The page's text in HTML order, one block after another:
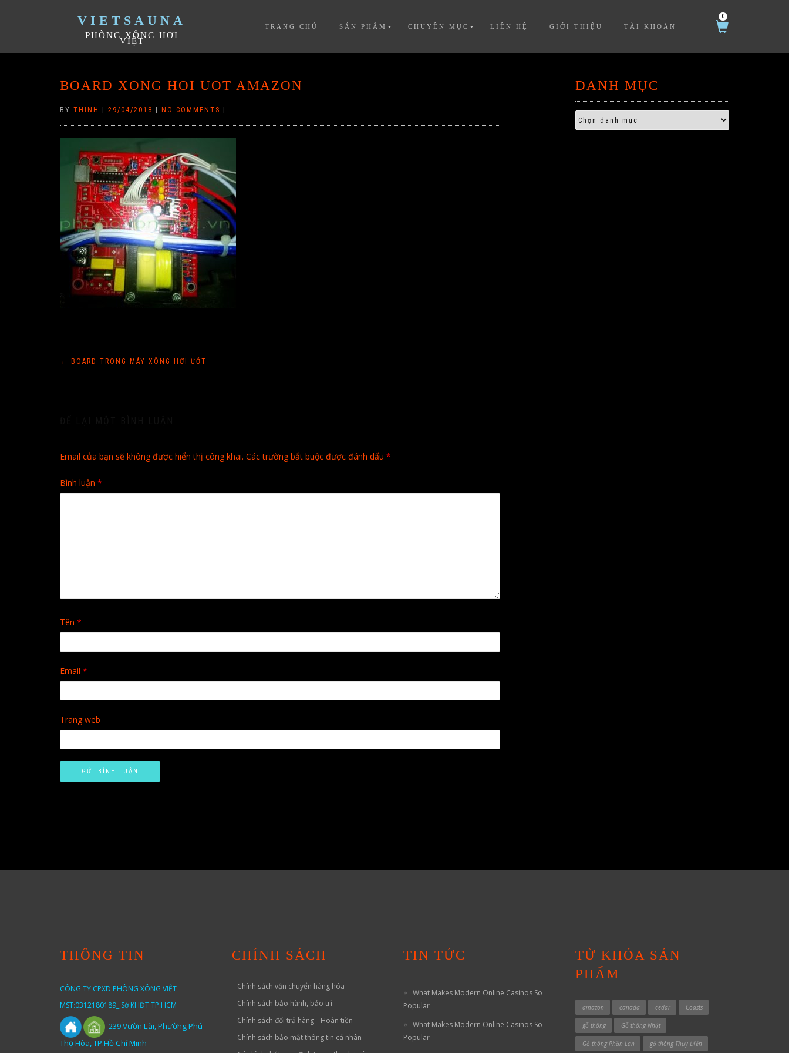
VIETSAUNA
PHÒNG XÔNG HƠI
VIỆT
TRANG CHỦ SẢN PHẨM CHUYÊN MỤC LIÊN HỆ GIỚI THIỆU TÀI KHOẢN
0
BOARD XONG HOI UOT AMAZON
BY THINH 29/04/2018 NO COMMENTS
Điều
viết
← BOARD TRONG MÁY XÔNG HƠI ƯỚT
Email của bạn sẽ không được hiển thị công khai. Các trường bắt buộc được đánh dấu *
Bình luận *
Tên *
Email *
Trang web
DANH MỤC
THÔNG TIN
CÔNG TY CPXD PHÒNG XÔNG VIỆT
MST:0312180189_ Sở KHĐT TP.HCM
239Vườn Lài,Phường Phú
Thọ Hòa, TP.Hồ Chí Minh
CHÍNH SÁCH
- Chính sách vận chuyển hàng hóa
- Chính sách bảo hành, bảo trì
- Chính sách đổi trả hàng _ Hoàn tiền
- Chính sách bảo mật thông tin cá nhân
TIN TỨC
What Makes Modern Online Casinos So
Popular
What Makes Modern Online Casinos So
Popular
TỪ KHÓA SẢN
PHẨM
amazon canada cedar Coasts
gỗ thông Gỗ thông Nhật
Gỗ thông Phần Lan gỗ thông Thụy Điển